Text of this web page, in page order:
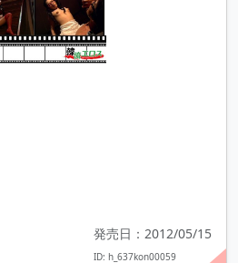
発売日：2012/05/15
ID: h_637kon00059